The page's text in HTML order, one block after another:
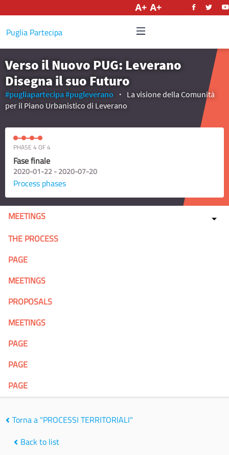
Puglia Partecipa
Verso il Nuovo PUG: Leverano
Disegna il suo Futuro
#pugliapartecipa#pugleverano
La visione della Comunità
per il Piano Urbanistico di Leverano
PHASE 4 OF 4
Fase finale
2020-01-22 - 2020-07-20
Process phases
MEETINGS
THE PROCESS
PAGE
MEETINGS
PROPOSALS
MEETINGS
PAGE
PAGE
PAGE
Torna a "PROCESSI TERRITORIALI"
Back to list